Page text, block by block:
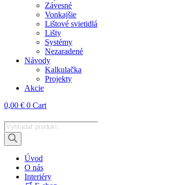
Závesné
Vonkajšie
Lištové svietidlá
Lišty
Systémy
Nezaradené
Návody
Kalkulačka
Projekty
Akcie
0,00 € 0 Cart
Products
search
Úvod
O nás
Interiéry